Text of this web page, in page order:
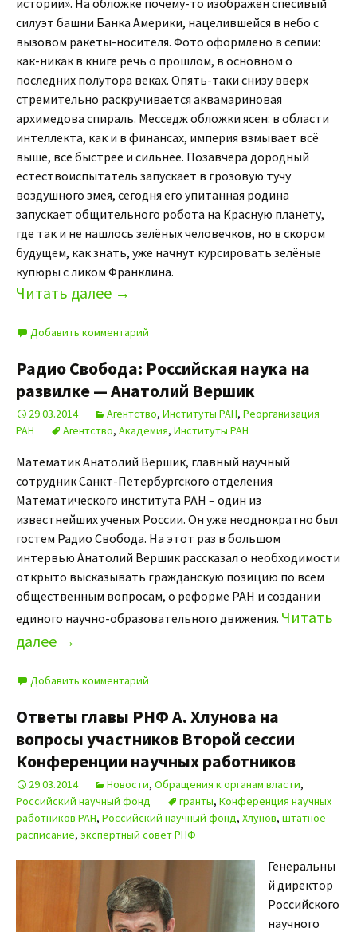
истории». На обложке почему-то изображён спесивый
силуэт башни Банка Америки, нацелившейся в небо с
вызовом ракеты-носителя. Фото оформлено в сепии:
как-никак в книге речь о прошлом, в основном о
последних полутора веках. Опять-таки снизу вверх
стремительно раскручивается аквамариновая
архимедова спираль. Месседж обложки ясен: в области
интеллекта, как и в финансах, империя взмывает всё
выше, всё быстрее и сильнее. Позавчера дородный
естествоиспытатель запускает в грозовую тучу
воздушного змея, сегодня его упитанная родина
запускает общительного робота на Красную планету,
где так и не нашлось зелёных человечков, но в скором
будущем, как знать, уже начнут курсировать зелёные
купюры с ликом Франклина.
Читать далее →
Добавить комментарий
Радио Свобода: Российская наука на
развилке — Анатолий Вершик
29.03.2014 Агентство, Институты РАН, Реорганизация
РАН
Агентство, Академия, Институты РАН
Математик Анатолий Вершик, главный научный
сотрудник Санкт-Петербургского отделения
Математического института РАН – один из
известнейших ученых России. Он уже неоднократно был
гостем Радио Свобода. На этот раз в большом
интервью Анатолий Вершик рассказал о необходимости
открыто высказывать гражданскую позицию по всем
общественным вопросам, о реформе РАН и создании
единого научно-образовательного движения. Читать
далее →
Добавить комментарий
Ответы главы РНФ А. Хлунова на
вопросы участников Второй сессии
Конференции научных работников
29.03.2014 Новости, Обращения к органам власти,
Российский научный фонд
гранты, Конференция научных
работников РАН, Российский научный фонд, Хлунов, штатное
расписание, экспертный совет РНФ
Генеральны
й директор
Российского
научного